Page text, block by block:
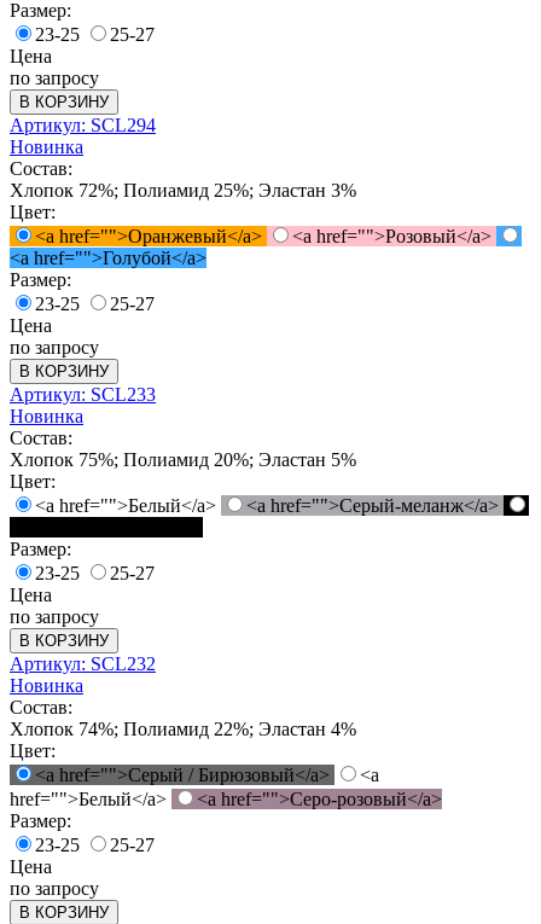
Размер:
23-25
25-27
Цена
по запросу
В КОРЗИНУ
Артикул: SCL294
Новинка
Состав:
Хлопок 72%; Полиамид 25%; Эластан 3%
Цвет:
<a href="">Оранжевый</a>
<a href="">Розовый</a>
<a href="">Голубой</a>
Размер:
23-25
25-27
Цена
по запросу
В КОРЗИНУ
Артикул: SCL233
Новинка
Состав:
Хлопок 75%; Полиамид 20%; Эластан 5%
Цвет:
<a href="">Белый</a>
<a href="">Серый-меланж</a>
Размер:
23-25
25-27
Цена
по запросу
В КОРЗИНУ
Артикул: SCL232
Новинка
Состав:
Хлопок 74%; Полиамид 22%; Эластан 4%
Цвет:
<a href="">Серый / Бирюзовый</a>
<a
href="">Белый</a>
<a href="">Серо-розовый</a>
Размер:
23-25
25-27
Цена
по запросу
В КОРЗИНУ